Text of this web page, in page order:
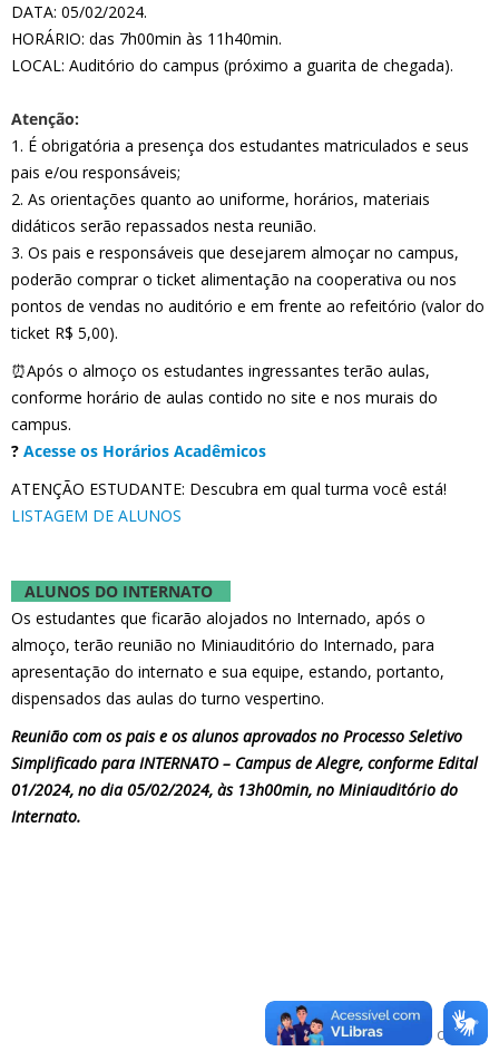
DATA: 05/02/2024.
HORÁRIO: das 7h00min às 11h40min.
LOCAL: Auditório do campus (próximo a guarita de chegada).
Atenção:
1. É obrigatória a presença dos estudantes matriculados e seus
pais e/ou responsáveis;
2. As orientações quanto ao uniforme, horários, materiais
didáticos serão repassados nesta reunião.
3. Os pais e responsáveis que desejarem almoçar no campus,
poderão comprar o ticket alimentação na cooperativa ou nos
pontos de vendas no auditório e em frente ao refeitório (valor do
ticket R$ 5,00).
⏰Após o almoço os estudantes ingressantes terão aulas,
conforme horário de aulas contido no site e nos murais do
campus.
? Acesse os Horários Acadêmicos
ATENÇÃO ESTUDANTE: Descubra em qual turma você está!
LISTAGEM DE ALUNOS
ALUNOS DO INTERNATO
Os estudantes que ficarão alojados no Internado, após o
almoço, terão reunião no Miniauditório do Internado, para
apresentação do internato e sua equipe, estando, portanto,
dispensados das aulas do turno vespertino.
Reunião com os pais e os alunos aprovados no Processo Seletivo
Simplificado para INTERNATO – Campus de Alegre, conforme Edital
01/2024, no dia 05/02/2024, às 13h00min, no Miniauditório do
Internato.
Voltar para o topo